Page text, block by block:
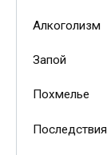
Алкоголизм
Запой
Похмелье
Последствия